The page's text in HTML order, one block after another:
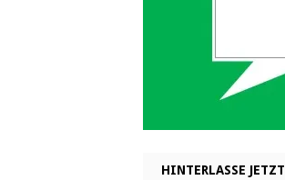
HINTERLASSE